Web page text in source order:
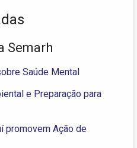
Semarh
Saúde Mental
e Preparação para
promovem Ação de